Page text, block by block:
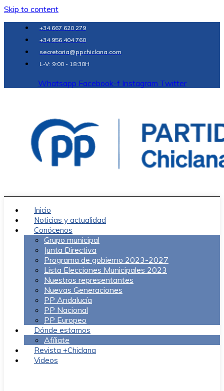
Skip to content
+34 667 620 279
+34 956 404 760
secretaria@ppchiclana.com
L-V: 9:00 - 18:30H
Whatsapp Facebook-f Instagram Twitter
Inicio
Noticias y actualidad
Conócenos
Grupo municipal
Junta Directiva
Programa de gobierno 2023-2027
Lista Elecciones Municipales 2023
Nuestros representantes
Nuevas Generaciones
PP Andalucía
PP Nacional
PP Europeo
Dónde estamos
Afíliate
Revista +Chiclana
Videos